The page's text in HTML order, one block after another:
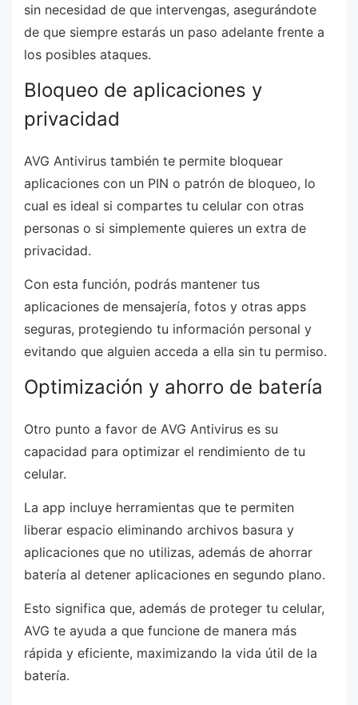
sin necesidad de que intervengas, asegurándote
de que siempre estarás un paso adelante frente a
los posibles ataques.
Bloqueo de aplicaciones y
privacidad
AVG Antivirus también te permite bloquear
aplicaciones con un PIN o patrón de bloqueo, lo
cual es ideal si compartes tu celular con otras
personas o si simplemente quieres un extra de
privacidad.
Con esta función, podrás mantener tus
aplicaciones de mensajería, fotos y otras apps
seguras, protegiendo tu información personal y
evitando que alguien acceda a ella sin tu permiso.
Optimización y ahorro de batería
Otro punto a favor de AVG Antivirus es su
capacidad para optimizar el rendimiento de tu
celular.
La app incluye herramientas que te permiten
liberar espacio eliminando archivos basura y
aplicaciones que no utilizas, además de ahorrar
batería al detener aplicaciones en segundo plano.
Esto significa que, además de proteger tu celular,
AVG te ayuda a que funcione de manera más
rápida y eficiente, maximizando la vida útil de la
batería.